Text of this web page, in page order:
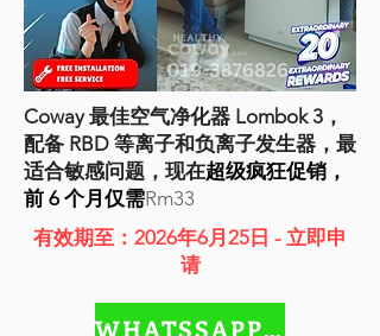
Coway 最佳空气净化器 Lombok 3，
配备 RBD 等离子和负离子发生器，最
适合敏感问题，现在超级疯狂促销，
前 6 个月仅需Rm33
有效期至：2026年6月25日 - 立即申
请
WHATSSAPP NOW